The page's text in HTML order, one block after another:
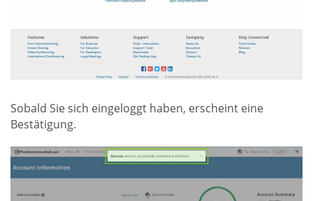
Sobald Sie sich eingeloggt haben, erscheint eine
Bestätigung.